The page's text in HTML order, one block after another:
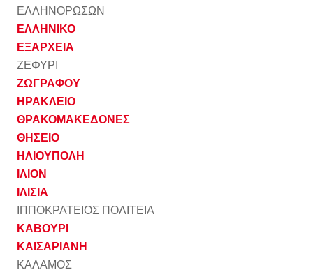
ΕΛΛΗΝΟΡΩΣΩΝ
ΕΛΛΗΝΙΚΟ
ΕΞΑΡΧΕΙΑ
ΖΕΦΥΡΙ
ΖΩΓΡΑΦΟΥ
ΗΡΑΚΛΕΙΟ
ΘΡΑΚΟΜΑΚΕΔΟΝΕΣ
ΘΗΣΕΙΟ
ΗΛΙΟΥΠΟΛΗ
ΙΛΙΟΝ
ΙΛΙΣΙΑ
ΙΠΠΟΚΡΑΤΕΙΟΣ ΠΟΛΙΤΕΙΑ
ΚΑΒΟΥΡΙ
ΚΑΙΣΑΡΙΑΝΗ
ΚΑΛΑΜΟΣ